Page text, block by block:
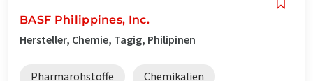
BASF Philippines, Inc.
Hersteller, Chemie, Tagig, Philipinen
Pharmarohstoffe Chemikalien